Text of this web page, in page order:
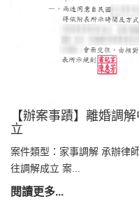
【辦案事蹟】離婚調
立
案件類型：家事調解 承辦律
往調解成立 案...
閱讀更多...